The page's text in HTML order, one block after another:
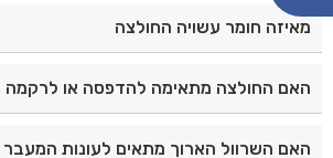
מאיזה חומר עשויה החולצה
האם החולצה מתאימה להדפסה או לרקמה
אירועים וארגונים.
האם השרוול הארוך מתאים לעונות המעבר